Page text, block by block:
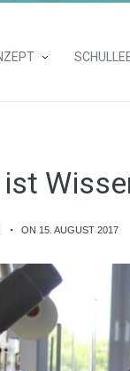
ON 15. AUGUST 2017